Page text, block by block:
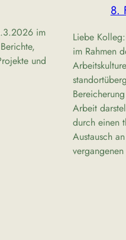
im
und
8.
Liebe
im Rahmen
Arbeit
durch einen
Austausch